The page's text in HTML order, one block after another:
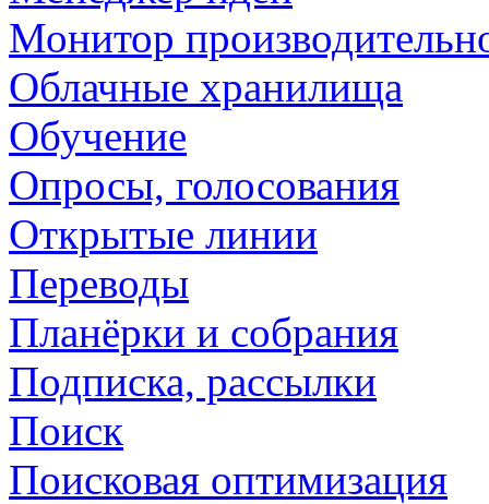
Монитор
Облачные хранилища
Обучение
Опросы, голосования
Открытые линии
Переводы
Планёрки и собрания
Подписка, рассылки
Поиск
Поисковая оптимизация